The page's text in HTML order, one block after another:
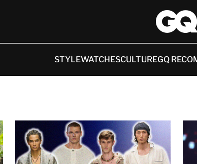
STYLEWATCHESCULTUREGQ